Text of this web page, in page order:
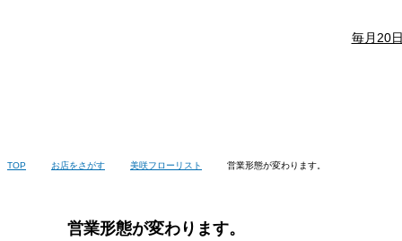
毎月20
TOP お店をさがす 美咲フローリスト 営業形態が変わります。
営業形態が変わります。